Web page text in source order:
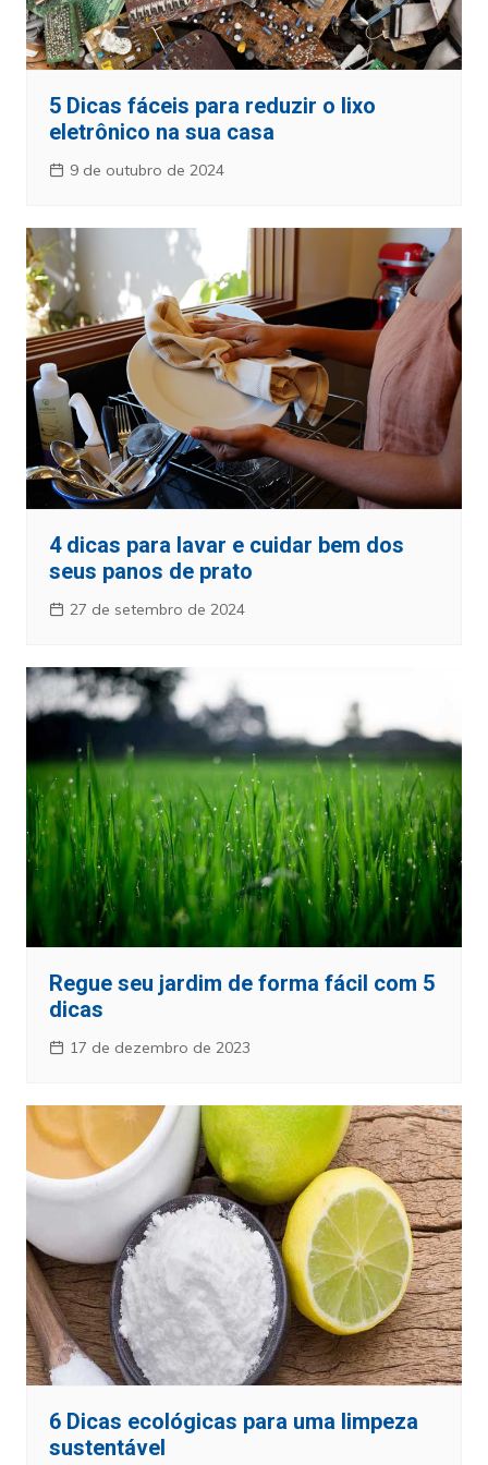
5 Dicas fáceis para reduzir o lixo
eletrônico na sua casa
9 de outubro de 2024
4 dicas para lavar e cuidar bem dos
seus panos de prato
27 de setembro de 2024
Regue seu jardim de forma fácil com 5
dicas
17 de dezembro de 2023
6 Dicas ecológicas para uma limpeza
sustentável